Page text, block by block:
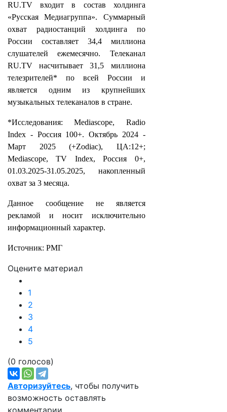
RU.TV входит в состав холдинга
«Русская Медиагруппа». Суммарный
охват радиостанций холдинга по
России составляет 34,4 миллиона
слушателей ежемесячно. Телеканал
RU.TV насчитывает 31,5 миллиона
телезрителей* по всей России и
является одним из крупнейших
музыкальных телеканалов в стране.
*Исследования: Mediascope, Radio
Index - Россия 100+. Октябрь 2024 -
Март 2025 (+Zodiac), ЦА:12+;
Mediascope, TV Index, Россия 0+,
01.03.2025-31.05.2025, накопленный
охват за 3 месяца.
Данное сообщение не является
рекламой и носит исключительно
информационный характер.
Источник: РМГ
Оцените материал
1
2
3
4
5
(0 голосов)
Авторизуйтесь, чтобы получить
возможность оставлять
комментарии.